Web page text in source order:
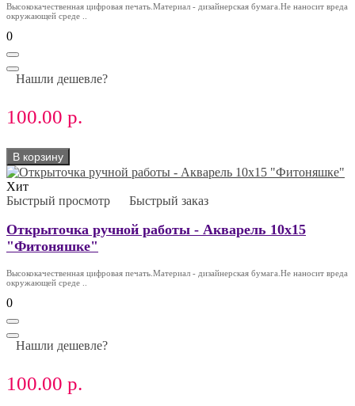
Высококачественная цифровая печать.Материал - дизайнерская бумага.Не наносит вреда
окружающей среде ..
0
Нашли дешевле?
100.00 р.
В корзину
Хит
Быстрый просмотр
Быстрый заказ
Открыточка ручной работы - Акварель 10х15
"Фитоняшке"
Высококачественная цифровая печать.Материал - дизайнерская бумага.Не наносит вреда
окружающей среде ..
0
Нашли дешевле?
100.00 р.